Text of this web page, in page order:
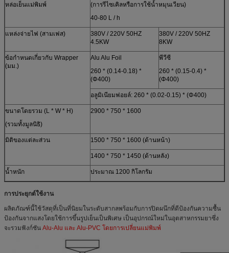
หล่อเย็นแม่พิมพ์
(การรีไซเคิลหรือการใช้น้ำหมุนเวียน)
40-80 L / h
แหล่งจ่ายไฟ (สามเฟส)
380V / 220V 50HZ
4.5KW
380V / 220V 50HZ
8KW
ข้อกำหนดเกี่ยวกับ Wrapper
(มม.)
Alu Alu Foil
260 * (0.14-0.18) *
(Φ400)
พีวีซี
260 * (0.15-0.4) *
(Φ400)
อลูมิเนียมฟอยล์: 260 * (0.02-0.15) * (Φ400)
ขนาดโดยรวม (L * W * H)
(รวมทั้งมูลนิธิ)
2900 * 750 * 1600
มิติของแต่ละส่วน 1500 * 750 * 1600 (ด้านหน้า)
1400 * 750 * 1450 (ด้านหลัง)
น้ำหนัก ประมาณ 1200 กิโลกรัม
การประยุกต์ใช้งาน
ผลิตภัณฑ์นี้ใช้วัสดุที่เป็นที่นิยมในระดับสากลพร้อมกับการปิดผนึกที่ดีป้องกันความชื้น
ป้องกันจากแสงโดยใช้การขึ้นรูปเย็นเป็นพิเศษ เป็นอุปกรณ์ใหม่ในอุตสาหกรรมยาซึ่ง
จะรวมฟังก์ชัน Alu-Alu และ Alu-PVC โดยการเปลี่ยนแม่พิมพ์